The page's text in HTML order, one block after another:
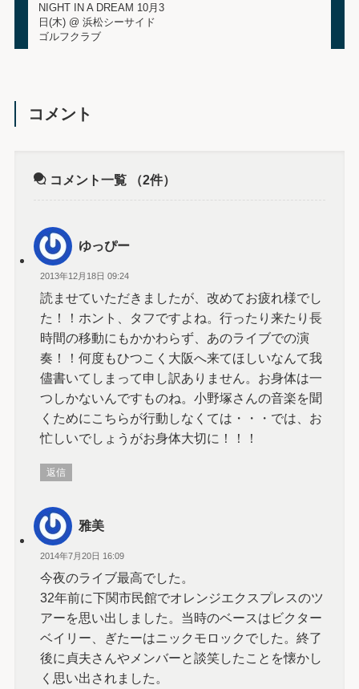
NIGHT IN A DREAM 10月3
日(木) @ 浜松シーサイド
ゴルフクラブ
コメント
コメント一覧 （2件）
ゆっぴー
2013年12月18日 09:24
読ませていただきましたが、改めてお疲れ様でし
た！！ホント、タフですよね。行ったり来たり長
時間の移動にもかかわらず、あのライブでの演
奏！！何度もひつこく大阪へ来てほしいなんて我
儘書いてしまって申し訳ありません。お身体は一
つしかないんですものね。小野塚さんの音楽を聞
くためにこちらが行動しなくては・・・では、お
忙しいでしょうがお身体大切に！！！
返信
雅美
2014年7月20日 16:09
今夜のライブ最高でした。
32年前に下関市民館でオレンジエクスプレスのツ
アーを思い出しました。当時のベースはビクター
ベイリー、ぎたーはニックモロックでした。終了
後に貞夫さんやメンバーと談笑したことを懐かし
く思い出されました。